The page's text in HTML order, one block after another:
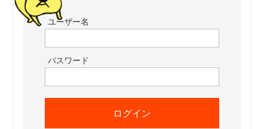
ユーザー名
パスワード